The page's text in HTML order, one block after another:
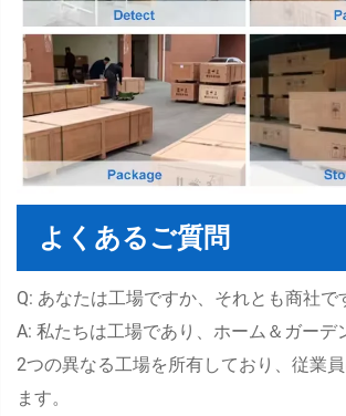
よくあるご質問
Q: あなたは工場ですか、それとも商社で
A: 私たちは工場であり、ホーム＆ガーデ
2つの異なる工場を所有しており、従業
ます。